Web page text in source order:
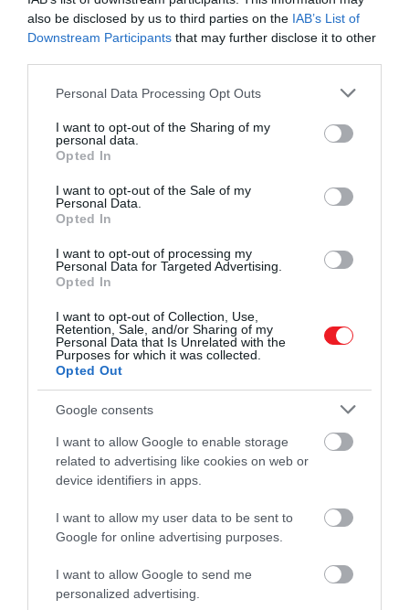
also be disclosed by us to third parties on the IAB’s List of
Downstream Participants that may further disclose it to other
Please note that this website/app uses one or more Google
not limited to your visit or usage behaviour. You may click to
grant or deny consent to Google and its third-party tags to
use your data for below specified purposes in below Google
consent section.
Personal Data Processing Opt Outs
I want to opt-out of the Sharing of my
personal data.
Opted In
I want to opt-out of the Sale of my
Personal Data.
Opted In
I want to opt-out of processing my
Personal Data for Targeted Advertising.
Opted In
I want to opt-out of Collection, Use,
Retention, Sale, and/or Sharing of my
Personal Data that Is Unrelated with the
Purposes for which it was collected.
Opted Out
Google consents
I want to allow Google to enable storage
related to advertising like cookies on web or
device identifiers in apps.
I want to allow my user data to be sent to
Google for online advertising purposes.
I want to allow Google to send me
personalized advertising.